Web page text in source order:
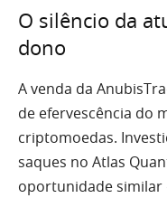
O silêncio da
dono
A venda da
de efervescência do
criptomoedas.
saques no Atlas
oportunidade similar